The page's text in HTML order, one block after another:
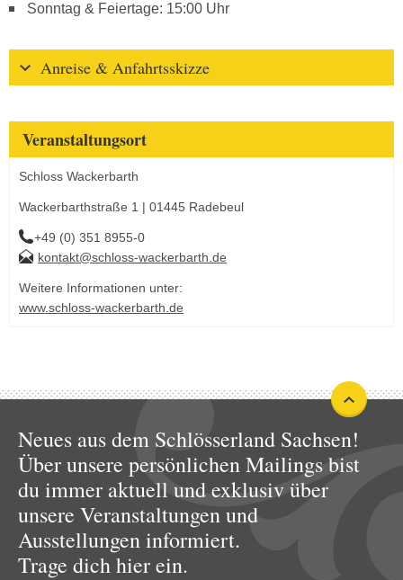
Sonntag & Feiertage: 15:00 Uhr
Anreise & Anfahrtsskizze
Veranstaltungsort
Schloss Wackerbarth
Wackerbarthstraße 1 | 01445 Radebeul
+49 (0) 351 8955-0
kontakt@schloss-wackerbarth.de
Weitere Informationen unter:
www.schloss-wackerbarth.de
Neues aus dem Schlösserland Sachsen!
Über unsere persönlichen Mailings bist
du immer aktuell und exklusiv über
unsere Veranstaltungen und
Ausstellungen informiert.
Trage dich hier ein.